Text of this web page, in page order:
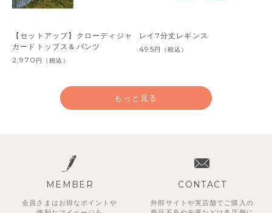
【セットアップ】クローディジャ
カードトップス＆パンツ
2,970 円 （税込）
レイ7分丈レギンス
495円 （税込）
もっと見る
MEMBER
会員さまはお得なポイントや
CONTACT
外部サイトや実店舗でご購入の